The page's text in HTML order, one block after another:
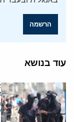
הרשמה
עוד בנושא
2